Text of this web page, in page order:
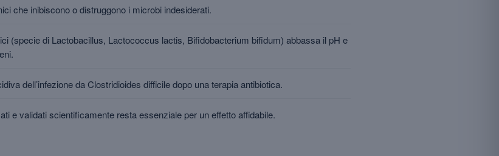
che inibiscono o distruggono i microbi indesiderati.
(specie di Lactobacillus, Lactococcus lactis, Bifidobacterium bifidum) abbassa il pH e
dell’infezione da Clostridioides difficile dopo una terapia antibiotica.
e validati scientificamente resta essenziale per un effetto affidabile.